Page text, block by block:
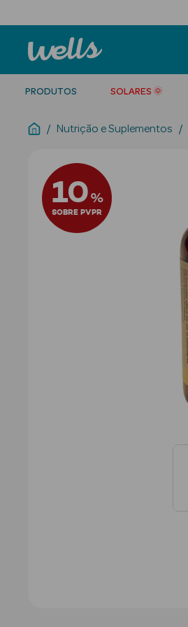
PRODUTOS SOLARES 🌞
Nutrição e Suplementos
10%
SOBRE PVPR